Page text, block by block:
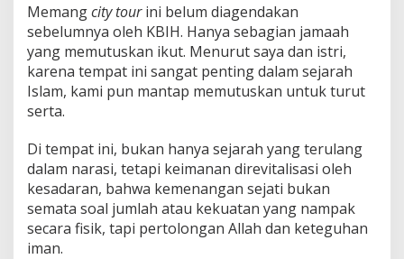
a
n
M
a
y
o
t
a
s
Memangcity tourini belum diagendakan
sebelumnya oleh KBIH. Hanya sebagian jamaah
yang memutuskan ikut. Menurut saya dan istri,
karena tempat ini sangat penting dalam sejarah
Islam, kami pun mantap memutuskan untuk turut
serta.
Di tempat ini, bukan hanya sejarah yang terulang
dalam narasi, tetapi keimanan direvitalisasi oleh
kesadaran, bahwa kemenangan sejati bukan
semata soal jumlah atau kekuatan yang nampak
secara fisik, tapi pertolongan Allah dan keteguhan
iman.